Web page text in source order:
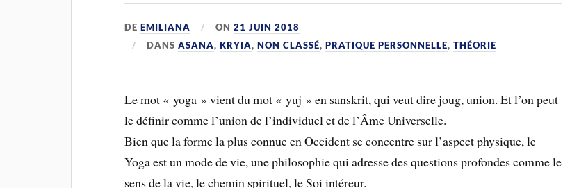
DEEMILIANA ON21 JUIN 2018
DANSASANA,KRYIA,NON CLASSÉ,PRATIQUE PERSONNELLE,THÉORIE
Le mot « yoga » vient du mot « yuj » en sanskrit, qui veut dire joug, union. Et l’on peut
le définir comme l’union de l’individuel et de l’Âme Universelle.
Bien que la forme la plus connue en Occident se concentre sur l’aspect physique, le
Yoga est un mode de vie, une philosophie qui adresse des questions profondes comme le
sens de la vie, le chemin spirituel, le Soi intéreur.